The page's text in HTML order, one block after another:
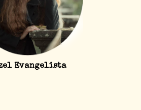
Evangelista